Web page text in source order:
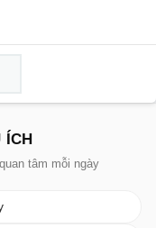
ÍCH
tâm mỗi ngày